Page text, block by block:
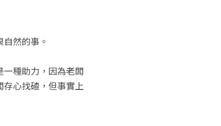
然的事。
種助力，因為老闆
心找碴，但事實上